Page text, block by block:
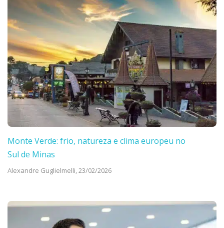
Monte Verde: frio, natureza e clima europeu no
Sul de Minas
Alexandre Guglielmelli, 23/02/2026